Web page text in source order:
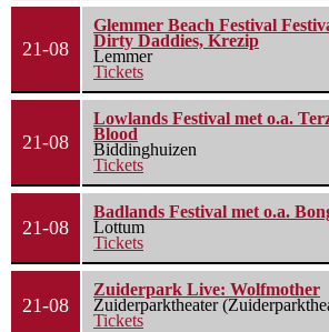
21-08
Glemmer Beach Festival
Dirty Daddies, Krezip
Lemmer
Tickets
21-08
Lowlands Festival met o.a.
Blood
Biddinghuizen
Tickets
21-08
Badlands Festival met o.a.
Lottum
Tickets
21-08
Zuiderpark Live: Wolfmother
Zuiderparktheater
Tickets